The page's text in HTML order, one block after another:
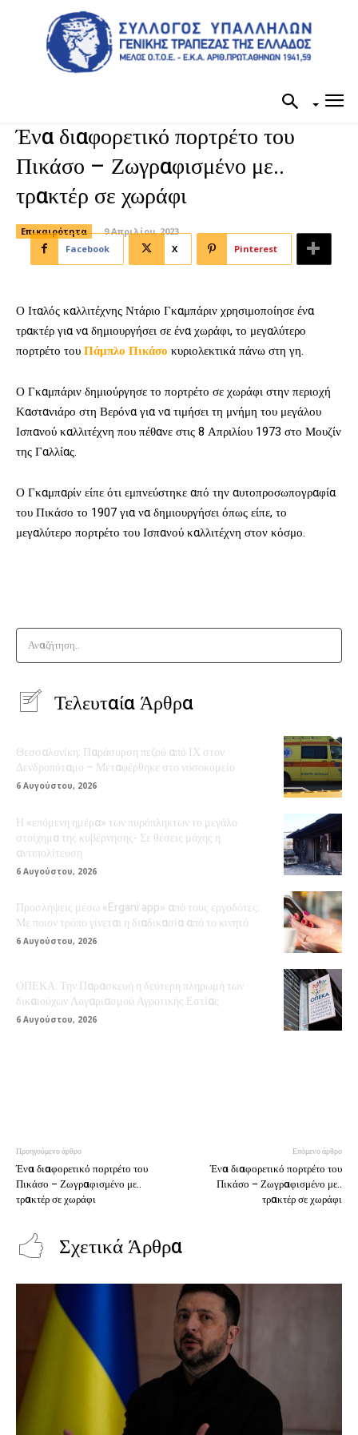
Ένα διαφορετικό πορτρέτο του
Πικάσο – Ζωγραφισμένο με..
τρακτέρ σε χωράφι
Επικαιρότητα
9 Απριλίου, 2023
Facebook
X Pinterest
Ο Ιταλός καλλιτέχνης Ντάριο Γκαμπάριν χρησιμοποίησε ένα
τρακτέρ για να δημιουργήσει σε ένα χωράφι, το μεγαλύτερο
πορτρέτο τουΠάμπλο Πικάσο κυριολεκτικά πάνω στη γη.
Ο Γκαμπάριν δημιούργησε το πορτρέτο σε χωράφι στην περιοχή
Καστανιάρο στη Βερόνα για να τιμήσει τη μνήμη του μεγάλου
Ισπανού καλλιτέχνη που πέθανε στις 8 Απριλίου 1973 στο Μουζίν
της Γαλλίας.
Ο Γκαμπαρίν είπε ότι εμπνεύστηκε από την αυτοπροσωπογραφία
του Πικάσο το 1907 για να δημιουργήσει όπως είπε, το
μεγαλύτερο πορτρέτο του Ισπανού καλλιτέχνη στον κόσμο.
Αναζήτηση..
Τελευταία Άρθρα
Θεσσαλονίκη: Παράσυρση πεζού από ΙΧ στον
Δενδροπόταμο – Μεταφέρθηκε στο νοσοκομείο
6 Αυγούστου, 2026
Η «επόμενη ημέρα» των πυρόπληκτων το μεγάλο
στοίχημα της κυβέρνησης- Σε θέσεις μάχης η
αντιπολίτευση
6 Αυγούστου, 2026
Προσλήψεις μέσω «Ergani app» από τους εργοδότες:
Με ποιον τρόπο γίνεται η διαδικασία από το κινητό
6 Αυγούστου, 2026
ΟΠΕΚΑ: Την Παρασκευή η δεύτερη πληρωμή των
δικαιούχων Λογαριασμού Αγροτικής Εστίας
6 Αυγούστου, 2026
Προηγούμενο άρθρο
Ένα διαφορετικό πορτρέτο του
Πικάσο – Ζωγραφισμένο με..
τρακτέρ σε χωράφι
Επόμενο άρθρο
Ένα διαφορετικό πορτρέτο του
Πικάσο – Ζωγραφισμένο με..
τρακτέρ σε χωράφι
Σχετικά Άρθρα